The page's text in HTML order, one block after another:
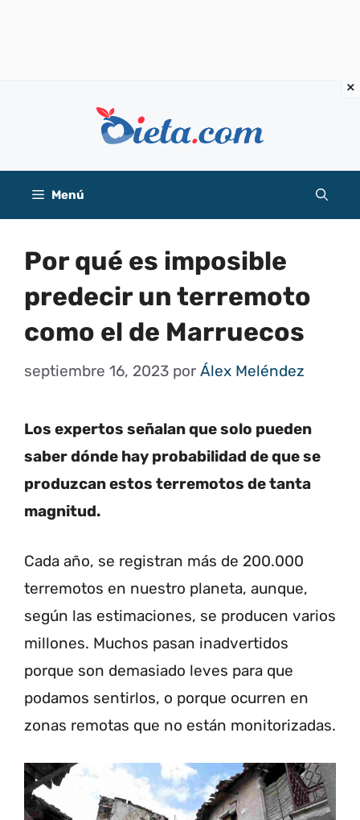
Menú
Por qué es imposible
predecir un terremoto
como el de Marruecos
septiembre 16, 2023 por Álex Meléndez
Los expertos señalan que solo pueden
saber dónde hay probabilidad de que se
produzcan estos terremotos de tanta
magnitud.
Cada año, se registran más de 200.000
terremotos en nuestro planeta, aunque,
según las estimaciones, se producen varios
millones. Muchos pasan inadvertidos
porque son demasiado leves para que
podamos sentirlos, o porque ocurren en
zonas remotas que no están monitorizadas.